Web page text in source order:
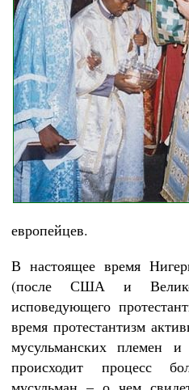
европейцев.
В настоящее время
(после США и
исповедующего
время протестантизм
мусульманских племен
происходит процесс